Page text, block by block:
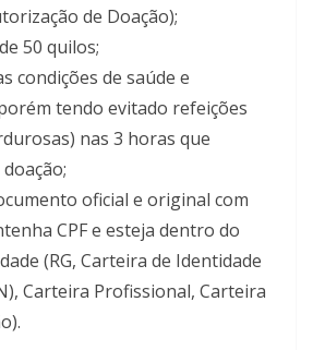
de Doação);
50 quilos;
condições de saúde e
tendo evitado refeições
nas 3 horas que
oficial e original com
CPF e esteja dentro do
(RG, Carteira de Identidade
Carteira Profissional, Carteira